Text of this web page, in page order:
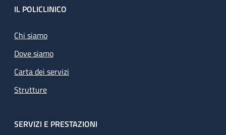
Footer
IL POLICLINICO
Chi siamo
Dove siamo
Carta dei servizi
Strutture
SERVIZI E PRESTAZIONI